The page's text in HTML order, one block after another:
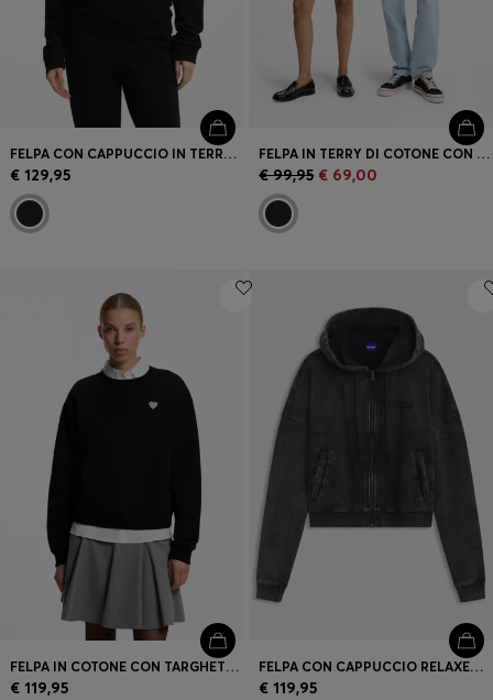
FELPA CON CAPPUCCIO IN TERRY DI COTONE CON LOGO SCOMPOSTO RICAMATO
€ 129,95
FELPA IN TERRY DI COTONE CON HAPPY HUGO
€ 99,95 € 69,00
FELPA IN COTONE CON TARGHETTA CON LOGO CON CUORE GLITTER
€ 119,95
FELPA CON CAPPUCCIO RELAXED FIT CORTA CON LOGO IN RIQUADRO DALL’EFFETTO DELAVÉ
€ 119,95